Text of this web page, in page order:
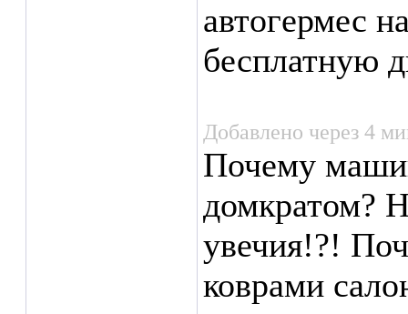
автогермес
бесплатную
Добавлено через 4
Почему
домкратом?
увечия!?!
коврами